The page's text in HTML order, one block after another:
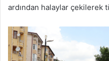
ardından halaylar çekilerek